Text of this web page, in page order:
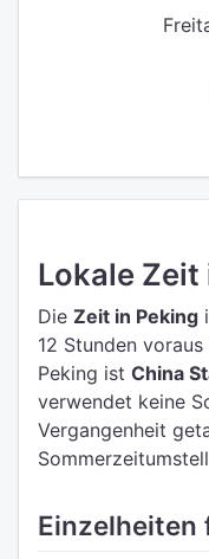
Lokale Zeit
Die Zeit in Peking
12 Stunden
Peking ist China
verwendet keine
Vergangenheit
Einzelheiten